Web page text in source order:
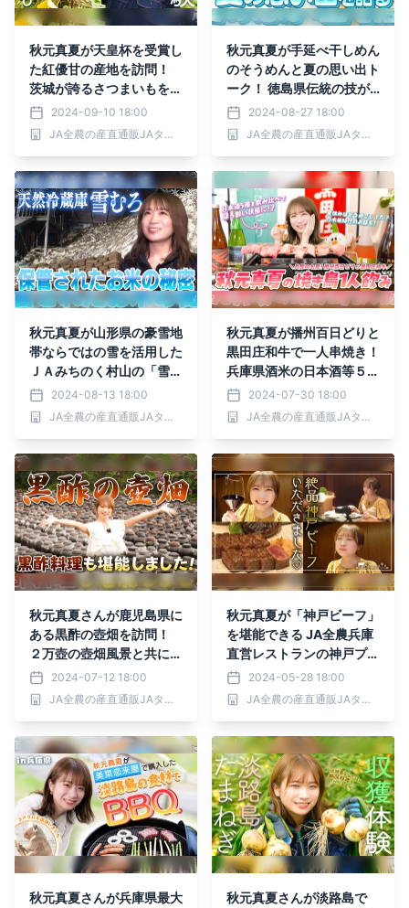
秋元真夏が天皇杯を受賞し
た紅優甘の産地を訪問！
茨城が誇るさつまいもを収
穫！2024-09-10 18:00
JA全農の産直通販JAタウン
秋元真夏が手延べ干しめん
のそうめんと夏の思い出ト
ーク！ 徳島県伝統の技が
光る逸品に箸が止まらな
い！
2024-08-27 18:00
JA全農の産直通販JAタウン
秋元真夏が山形県の豪雪地
帯ならではの雪を活用した
ＪＡみちのく村山の「雪む
ろ倉庫」の秘密に迫る！
2024-08-13 18:00
JA全農の産直通販JAタウン
秋元真夏が播州百日どりと
黒田庄和牛で一人串焼き！
兵庫県酒米の日本酒等５種
を飲み比べてほろ酔いまっ
たりトーク！
2024-07-30 18:00
JA全農の産直通販JAタウン
秋元真夏さんが鹿児島県に
ある黒酢の壺畑を訪問！
２万壺の壺畑風景と共に黒
酢料理を堪能！ ～ＪＡタ
ウンでこだわりの熟成黒酢
を販売中～
2024-07-12 18:00
JA全農の産直通販JAタウン
秋元真夏が「神戸ビーフ」
を堪能できる JA全農兵庫
直営レストランの神戸プレ
ジール本店でお忍びランチ
2024-05-28 18:00
JA全農の産直通販JAタウン
秋元真夏さんが兵庫県最大
秋元真夏さんが淡路島で